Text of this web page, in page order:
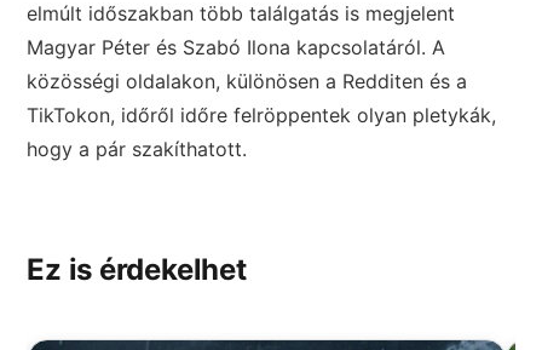
elmúlt időszakban több találgatás is megjelent
Magyar Péter és Szabó Ilona kapcsolatáról. A
közösségi oldalakon, különösen a Redditen és a
TikTokon, időről időre felröppentek olyan pletykák,
hogy a pár szakíthatott.
Ez is érdekelhet